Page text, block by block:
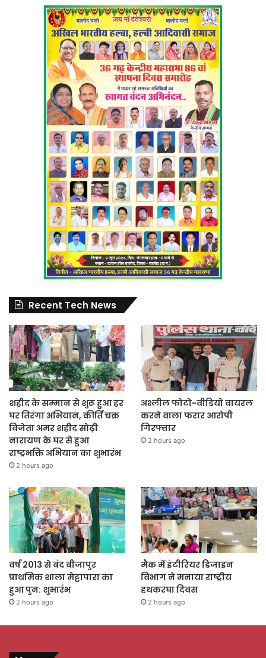
Recent Tech News
शहीद के सम्मान से शुरू हुआ हर
घर तिरंगा अभियान, कीर्ति चक्र
विजेता अमर शहीद सोढ़ी
नारायण के घर से हुआ
राष्ट्रभक्ति अभियान का शुभारंभ
2 hours ago
अश्लील फोटो-वीडियो वायरल
करने वाला फरार आरोपी
गिरफ्तार
2 hours ago
वर्ष 2013 से बंद बीजापुर
प्राथमिक शाला मेट्टापारा का
हुआ पुन: शुभारंभ
2 hours ago
मैक में इंटीरियर डिजाइन
विभाग ने मनाया राष्ट्रीय
हथकरघा दिवस
2 hours ago